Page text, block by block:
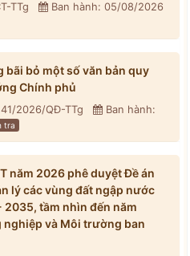
TTg
Ban hành: 05/08/2026
bỏ một số văn bản quy
Chính phủ
2026/QĐ-TTg
Ban hành:
tra
năm 2026 phê duyệt Đề án
lý các vùng đất ngập nước
tầm nhìn đến năm
nghiệp và Môi trường ban